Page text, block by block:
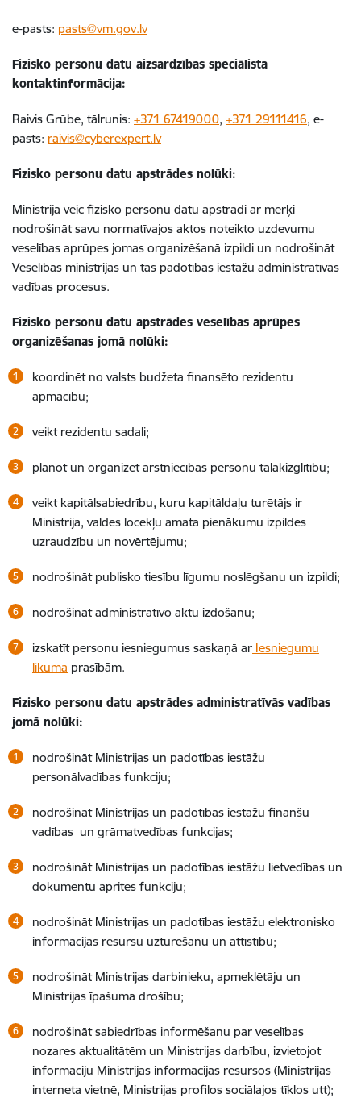
e-pasts: pasts@vm.gov.lv
Fizisko personu datu aizsardzības speciālista
kontaktinformācija:
Raivis Grūbe, tālrunis: +371 67419000, +371 29111416, e-
pasts: raivis@cyberexpert.lv
Fizisko personu datu apstrādes nolūki:
Ministrija veic fizisko personu datu apstrādi ar mērķi
nodrošināt savu normatīvajos aktos noteikto uzdevumu
veselības aprūpes jomas organizēšanā izpildi un nodrošināt
Veselības ministrijas un tās padotības iestāžu administratīvās
vadības procesus.
Fizisko personu datu apstrādes veselības aprūpes
organizēšanas jomā nolūki:
koordinēt no valsts budžeta finansēto rezidentu
apmācību;
veikt rezidentu sadali;
plānot un organizēt ārstniecības personu tālākizglītību;
veikt kapitālsabiedrību, kuru kapitāldaļu turētājs ir
Ministrija, valdes locekļu amata pienākumu izpildes
uzraudzību un novērtējumu;
nodrošināt publisko tiesību līgumu noslēgšanu un izpildi;
nodrošināt administratīvo aktu izdošanu;
izskatīt personu iesniegumus saskaņā ar Iesniegumu
likuma prasībām.
Fizisko personu datu apstrādes administratīvās vadības
jomā nolūki:
nodrošināt Ministrijas un padotības iestāžu
personālvadības funkciju;
nodrošināt Ministrijas un padotības iestāžu finanšu
vadības un grāmatvedības funkcijas;
nodrošināt Ministrijas un padotības iestāžu lietvedības un
dokumentu aprites funkciju;
nodrošināt Ministrijas un padotības iestāžu elektronisko
informācijas resursu uzturēšanu un attīstību;
nodrošināt Ministrijas darbinieku, apmeklētāju un
Ministrijas īpašuma drošību;
nodrošināt sabiedrības informēšanu par veselības
nozares aktualitātēm un Ministrijas darbību, izvietojot
informāciju Ministrijas informācijas resursos (Ministrijas
interneta vietnē, Ministrijas profilos sociālajos tīklos utt);